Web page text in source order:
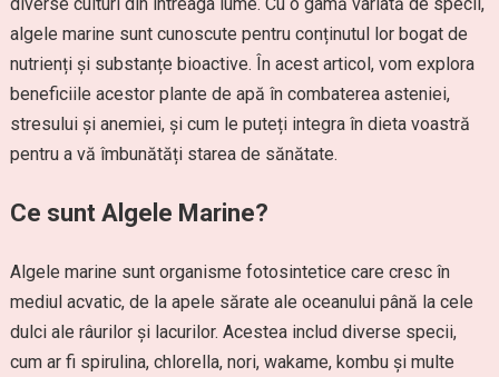
algele marine sunt cunoscute pentru conținutul lor bogat de
nutrienți și substanțe bioactive. În acest articol, vom explora
beneficiile acestor plante de apă în combaterea asteniei,
stresului și anemiei, și cum le puteți integra în dieta voastră
pentru a vă îmbunătăți starea de sănătate.
Ce sunt Algele Marine?
Algele marine sunt organisme fotosintetice care cresc în
mediul acvatic, de la apele sărate ale oceanului până la cele
dulci ale râurilor și lacurilor. Acestea includ diverse specii,
cum ar fi spirulina, chlorella, nori, wakame, kombu și multe